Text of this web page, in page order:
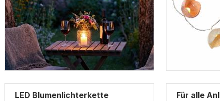
LED Blumenlichterkette Für alle